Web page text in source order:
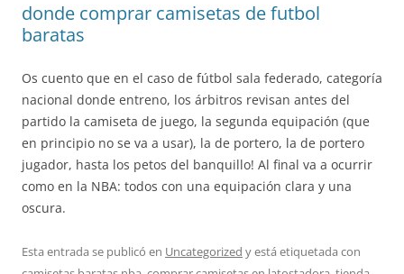
donde comprar camisetas de futbol
baratas
Os cuento que en el caso de fútbol sala federado, categoría
nacional donde entreno, los árbitros revisan antes del
partido la camiseta de juego, la segunda equipación (que
en principio no se va a usar), la de portero, la de portero
jugador, hasta los petos del banquillo! Al final va a ocurrir
como en la NBA: todos con una equipación clara y una
oscura.
Esta entrada se publicó en Uncategorized y está etiquetada con